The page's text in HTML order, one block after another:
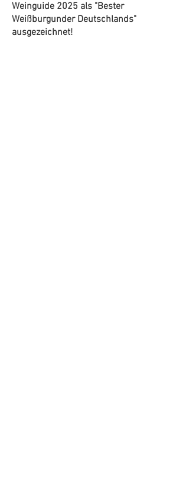
Weinguide 2025 als "Bester
Weißburgunder Deutschlands"
ausgezeichnet!